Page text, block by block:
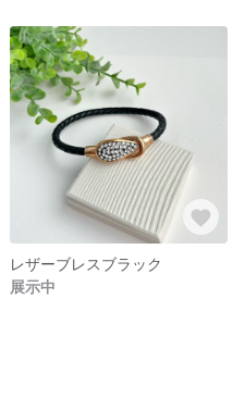
レザーブレスブラック
展示中